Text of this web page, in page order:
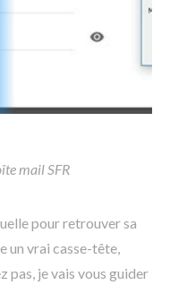
mail SFR
pour retrouver sa
un vrai casse-tête,
pas, je vais vous guider